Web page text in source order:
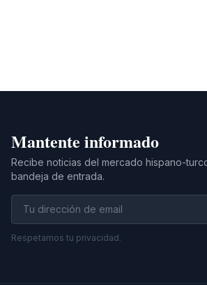
Mantente informado
Recibe noticias del mercado hispano-
bandeja de entrada.
Respetamos tu privacidad.